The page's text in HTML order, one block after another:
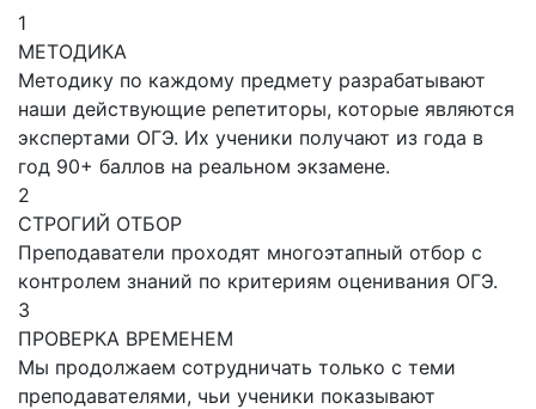
1
МЕТОДИКА
Методику по каждому предмету разрабатывают
наши действующие репетиторы, которые являются
экспертами ОГЭ. Их ученики получают из года в
год 90+ баллов на реальном экзамене.
2
СТРОГИЙ ОТБОР
Преподаватели проходят многоэтапный отбор с
контролем знаний по критериям оценивания ОГЭ.
3
ПРОВЕРКА ВРЕМЕНЕМ
Мы продолжаем сотрудничать только с теми
преподавателями, чьи ученики показывают